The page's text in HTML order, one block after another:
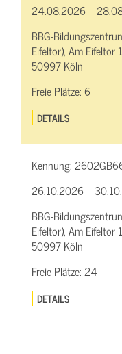
24.08.2026 –
BBG-
Eifeltor), Am Eifeltor
50997 Köln
Freie Plätze:6
DETAILS
Kennung:
26.10.2026 –
BBG-
Eifeltor), Am Eifeltor
50997 Köln
Freie Plätze:24
DETAILS